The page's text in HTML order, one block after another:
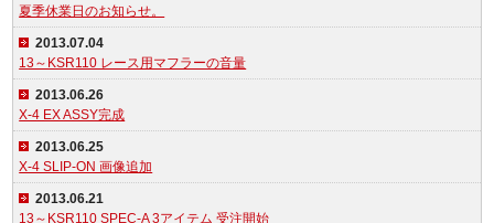
夏季休業日のお知らせ。
2013.07.04
13～KSR110 レース用マフラーの音量
2013.06.26
X-4 EX ASSY完成
2013.06.25
X-4 SLIP-ON 画像追加
2013.06.21
13～KSR110 SPEC-A 3アイテム 受注開始